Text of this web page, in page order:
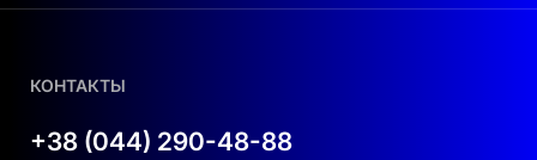
КОНТАКТЫ
+38 (044) 290-48-88